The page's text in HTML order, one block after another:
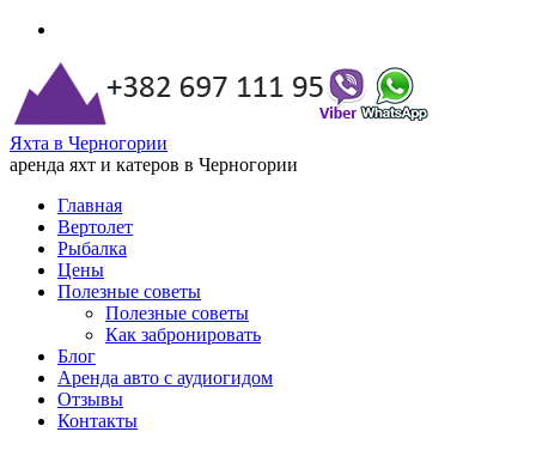
Яхта в Черногории
аренда яхт и катеров в Черногории
Главная
Вертолет
Рыбалка
Цены
Полезные советы
Полезные советы
Как забронировать
Блог
Аренда авто с аудиогидом
Отзывы
Контакты